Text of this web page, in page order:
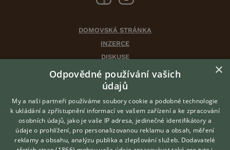
DOMOVSKÁ STRÁNKA
INZERCE
DISKUSE
ČLÁNKY
CHOVATELSKÉ STANICE
VÝBĚR VHODNÉHO PLEMENE
O nás
×
Odpovědné používání vašich
údajů
My a naši partneři používáme soubory cookie a podobné technologie
k ukládání a zpřístupnění informací ve vašem zařízení a ke zpracování
osobních údajů, jako je vaše IP adresa, jedinečné identifikátory a
údaje o prohlížení, pro personalizovanou reklamu a obsah, měření
reklamy a obsahu, analýzu publika a zlepšování služeb. Dodavatelé